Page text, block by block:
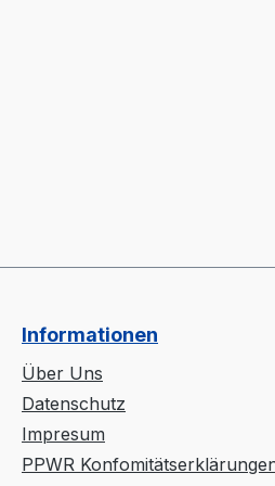
Informationen
Über Uns
Datenschutz
Impresum
PPWR